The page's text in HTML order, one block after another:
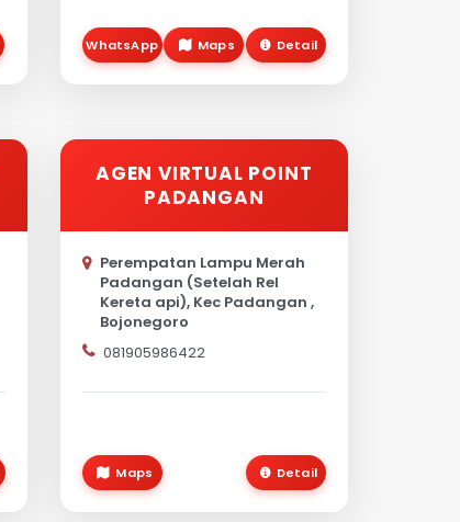
WhatsApp Maps Detail
AGEN VIRTUAL POINT
PADANGAN
Perempatan Lampu Merah
Padangan (Setelah Rel
Kereta api), Kec Padangan ,
Bojonegoro
081905986422
Maps Detail